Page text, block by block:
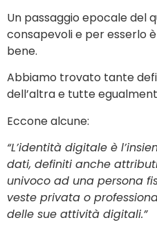
Un passaggio epocale del
consapevoli e per esserlo
bene.
Abbiamo trovato tante
dell’altra e tutte
Eccone alcune:
“L’identità digitale è
dati, definiti anche
univoco ad una persona
veste privata o
delle sue attività digitali.”